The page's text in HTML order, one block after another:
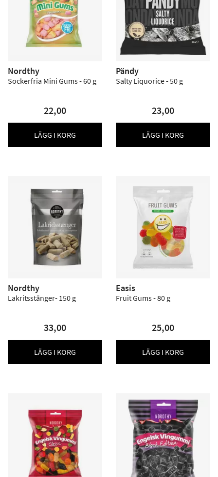
Nordthy
Sockerfria Mini Gums - 60 g
22,00
LÄGG I KORG
Pändy
Salty Liquorice - 50 g
23,00
LÄGG I KORG
Nordthy
Lakritsstänger- 150 g
33,00
LÄGG I KORG
Easis
Fruit Gums - 80 g
25,00
LÄGG I KORG